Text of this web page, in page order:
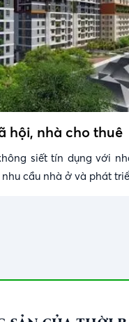
hội, nhà cho thuê
siết tín dụng với
cầu nhà ở và phát